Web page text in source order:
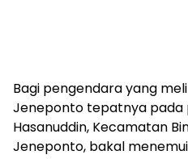
Bagi pengendara yang
Jeneponto tepatnya pada
Hasanuddin, Kecamatan
Jeneponto, bakal